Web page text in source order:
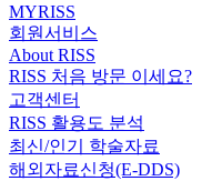
MYRISS
회원서비스
About RISS
RISS 처음 방문 이세요?
고객센터
RISS 활용도 분석
최신/인기 학술자료
해외자료신청(E-DDS)